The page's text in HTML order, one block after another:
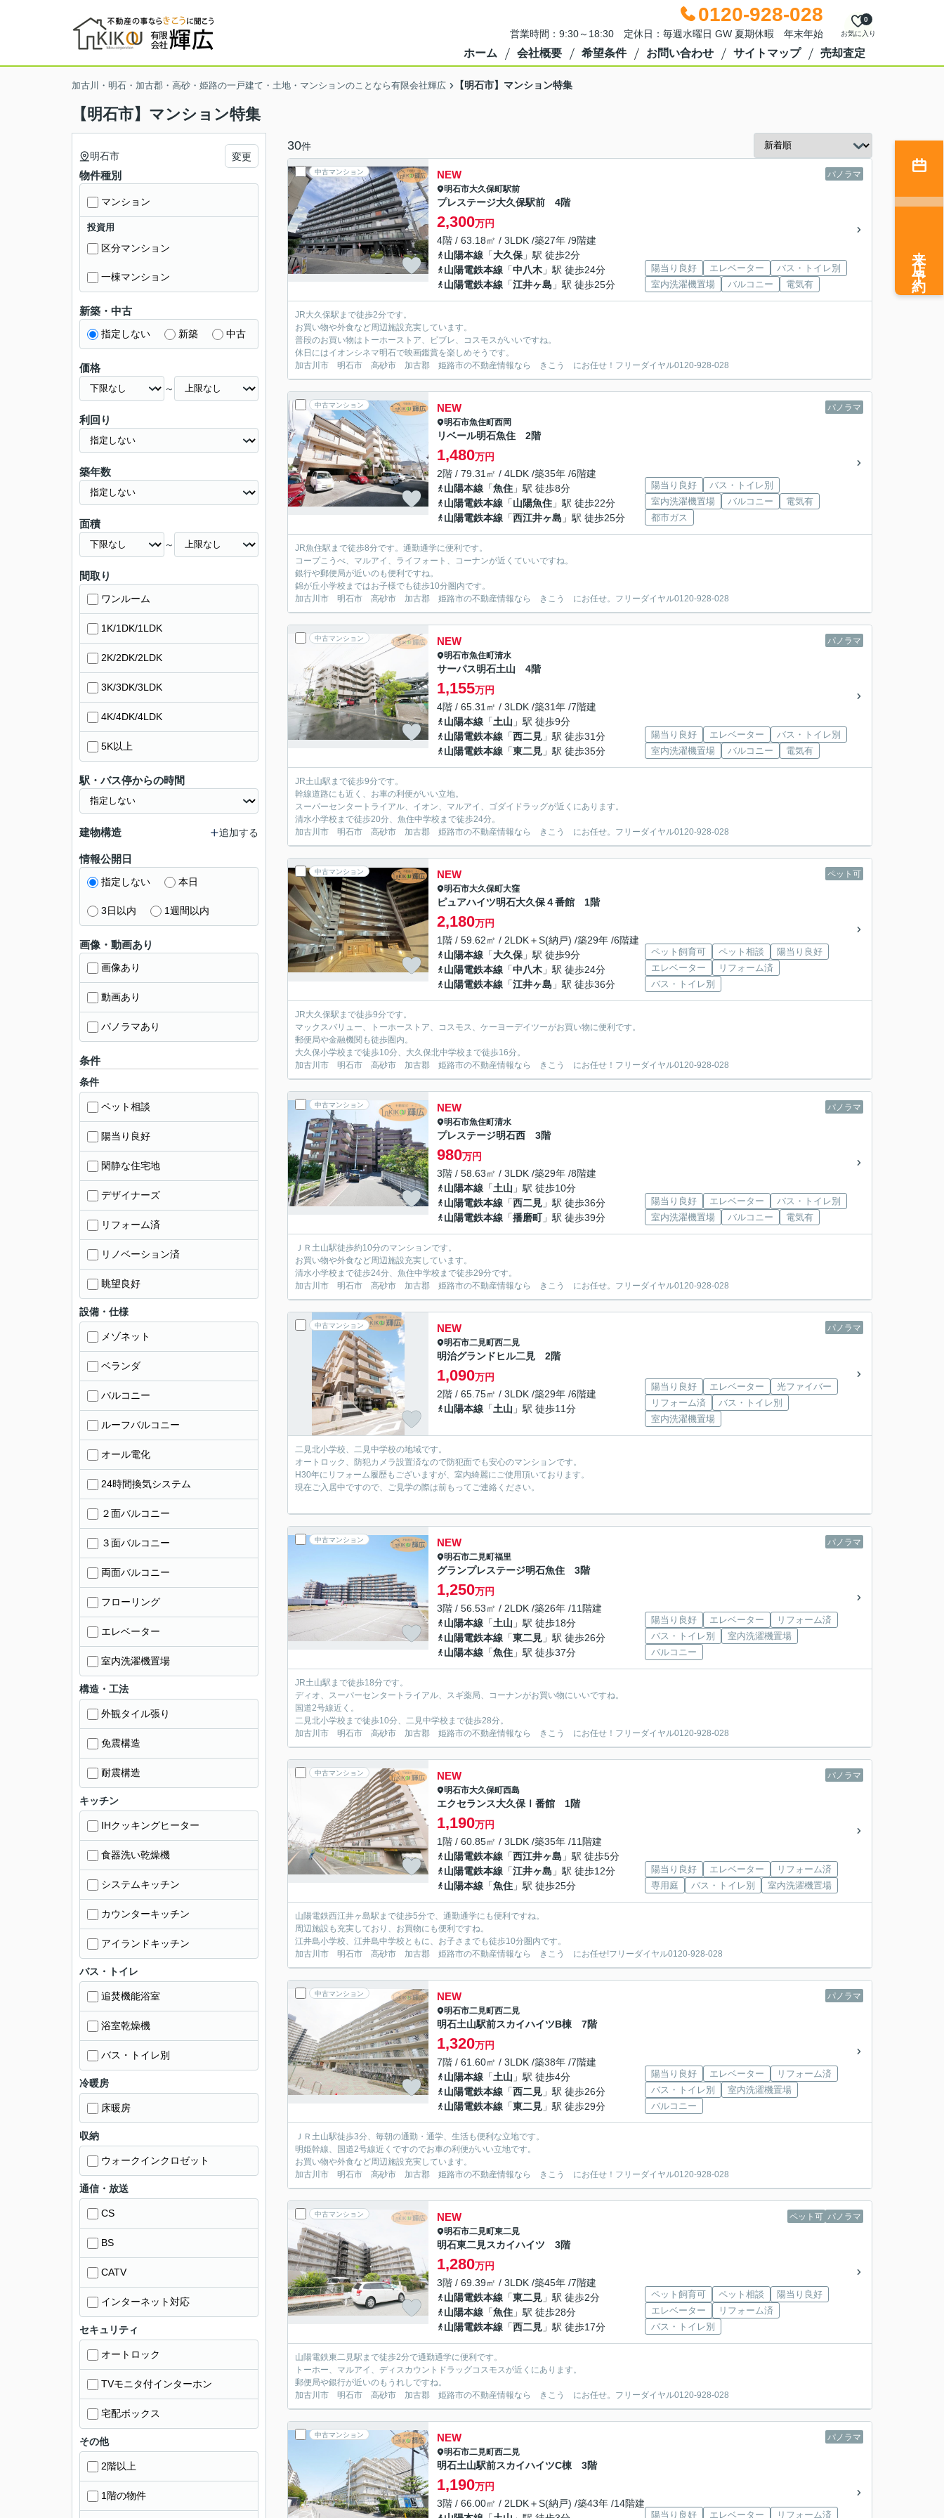
0120-928-028
営業時間：9:30～18:30 定休日：毎週水曜日 GW 夏期休暇 年末年始 お気に入り
0
ホーム 会社概要 希望条件 お問い合わせ サイトマップ 売却査定
加古川・明石・加古郡・高砂・姫路の一戸建て・土地・マンションのことなら有限会社輝広 【明石市】マンション特集
【明石市】マンション特集
30件
中古マンション パノラマ
NEW
明石市大久保町駅前
プレステージ大久保駅前 4階
2,300万円
4階 / 63.18㎡ / 3LDK /築27年 /9階建
山陽本線 「大久保 」駅 徒歩2分
山陽電鉄本線 「中八木 」駅 徒歩24分
山陽電鉄本線 「江井ヶ島 」駅 徒歩25分
陽当り良好 エレベーター
バス・トイレ別
室内洗濯機置場
バルコニー 電気有
JR大久保駅まで徒歩2分です。
お買い物や外食など周辺施設充実しています。
普段のお買い物はトーホーストア、ビブレ、コスモスがいいですね。
休日にはイオンシネマ明石で映画鑑賞を楽しめそうです。
加古川市 明石市 高砂市 加古郡 姫路市の不動産情報なら きこう にお任せ！フリーダイヤル0120-928-028
中古マンション パノラマ
NEW
明石市魚住町西岡
リベール明石魚住 2階
1,480万円
2階 / 79.31㎡ / 4LDK /築35年 /6階建
山陽本線 「魚住 」駅 徒歩8分
山陽電鉄本線 「山陽魚住 」駅 徒歩22分
山陽電鉄本線 「西江井ヶ島 」駅 徒歩25分
陽当り良好
バス・トイレ別
室内洗濯機置場
バルコニー
電気有
都市ガス
JR魚住駅まで徒歩8分です。通勤通学に便利です。
コープこうべ、マルアイ、ライフォート、コーナンが近くていいですね。
銀行や郵便局が近いのも便利ですね。
錦が丘小学校まではお子様でも徒歩10分圏内です。
加古川市 明石市 高砂市 加古郡 姫路市の不動産情報なら きこう にお任せ。フリーダイヤル0120-928-028
中古マンション パノラマ
NEW
明石市魚住町清水
サーパス明石土山 4階
1,155万円
4階 / 65.31㎡ / 3LDK /築31年 /7階建
山陽本線 「土山 」駅 徒歩9分
山陽電鉄本線 「西二見 」駅 徒歩31分
山陽電鉄本線 「東二見 」駅 徒歩35分
陽当り良好 エレベーター
バス・トイレ別
室内洗濯機置場
バルコニー 電気有
JR土山駅まで徒歩9分です。
幹線道路にも近く、お車の利便がいい立地。
スーパーセンタートライアル、イオン、マルアイ、ゴダイドラッグが近くにあります。
清水小学校まで徒歩20分、魚住中学校まで徒歩24分。
加古川市 明石市 高砂市 加古郡 姫路市の不動産情報なら きこう にお任せ。フリーダイヤル0120-928-028
中古マンション ペット可
NEW
明石市大久保町大窪
ピュアハイツ明石大久保４番館 1階
2,180万円
1階 / 59.62㎡ / 2LDK＋S(納戸) /築29年 /6階建
山陽本線 「大久保 」駅 徒歩9分
山陽電鉄本線 「中八木 」駅 徒歩24分
山陽電鉄本線 「江井ヶ島 」駅 徒歩36分
ペット飼育可 ペット相談
陽当り良好
エレベーター
リフォーム済
バス・トイレ別
JR大久保駅まで徒歩9分です。
マックスバリュー、トーホーストア、コスモス、ケーヨーデイツーがお買い物に便利です。
郵便局や金融機関も徒歩圏内。
大久保小学校まで徒歩10分、大久保北中学校まで徒歩16分。
加古川市 明石市 高砂市 加古郡 姫路市の不動産情報なら きこう にお任せ！フリーダイヤル0120-928-028
中古マンション パノラマ
NEW
明石市魚住町清水
プレステージ明石西 3階
980万円
3階 / 58.63㎡ / 3LDK /築29年 /8階建
山陽本線 「土山 」駅 徒歩10分
山陽電鉄本線 「西二見 」駅 徒歩36分
山陽電鉄本線 「播磨町」駅 徒歩39分
陽当り良好 エレベーター
バス・トイレ別
室内洗濯機置場
バルコニー 電気有
ＪＲ土山駅徒歩約10分のマンションです。
お買い物や外食など周辺施設充実しています。
清水小学校まで徒歩24分、魚住中学校まで徒歩29分です。
加古川市 明石市 高砂市 加古郡 姫路市の不動産情報なら きこう にお任せ。フリーダイヤル0120-928-028
中古マンション パノラマ
NEW
明石市二見町西二見
明治グランドヒル二見 2階
1,090万円
2階 / 65.75㎡ / 3LDK /築29年 /6階建
山陽本線 「土山 」駅 徒歩11分
陽当り良好 エレベーター
光ファイバー
リフォーム済
バス・トイレ別
室内洗濯機置場
二見北小学校、二見中学校の地域です。
オートロック、防犯カメラ設置済なので防犯面でも安心のマンションです。
H30年にリフォーム履歴もございますが、室内綺麗にご使用頂いております。
現在ご入居中ですので、ご見学の際は前もってご連絡ください。
中古マンション パノラマ
NEW
明石市二見町福里
グランプレステージ明石魚住 3階
1,250万円
3階 / 56.53㎡ / 2LDK /築26年 /11階建
山陽本線 「土山 」駅 徒歩18分
山陽電鉄本線 「東二見 」駅 徒歩26分
山陽本線 「魚住 」駅 徒歩37分
陽当り良好 エレベーター
リフォーム済
バス・トイレ別
室内洗濯機置場
バルコニー
JR土山駅まで徒歩18分です。
ディオ、スーパーセンタートライアル、スギ薬局、コーナンがお買い物にいいですね。
国道2号線近く。
二見北小学校まで徒歩10分、二見中学校まで徒歩28分。
加古川市 明石市 高砂市 加古郡 姫路市の不動産情報なら きこう にお任せ！フリーダイヤル0120-928-028
中古マンション パノラマ
NEW
明石市大久保町西島
エクセランス大久保Ⅰ番館 1階
1,190万円
1階 / 60.85㎡ / 3LDK /築35年 /11階建
山陽電鉄本線 「西江井ヶ島 」駅 徒歩5分
山陽電鉄本線 「江井ヶ島 」駅 徒歩12分
山陽本線 「魚住 」駅 徒歩25分
陽当り良好 エレベーター
リフォーム済
専用庭
バス・トイレ別 室内洗濯機置場
山陽電鉄西江井ヶ島駅まで徒歩5分で、通勤通学にも便利ですね。
周辺施設も充実しており、お買物にも便利ですね。
江井島小学校、江井島中学校ともに、お子さまでも徒歩10分圏内です。
加古川市 明石市 高砂市 加古郡 姫路市の不動産情報なら きこう にお任せ!フリーダイヤル0120-928-028
中古マンション パノラマ
NEW
明石市二見町西二見
明石土山駅前スカイハイツB棟 7階
1,320万円
7階 / 61.60㎡ / 3LDK /築38年 /7階建
山陽本線 「土山 」駅 徒歩4分
山陽電鉄本線 「西二見 」駅 徒歩26分
山陽電鉄本線 「東二見 」駅 徒歩29分
陽当り良好 エレベーター
リフォーム済
バス・トイレ別
室内洗濯機置場
バルコニー
ＪＲ土山駅徒歩3分、毎朝の通勤・通学、生活も便利な立地です。
明姫幹線、国道2号線近くですのでお車の利便がいい立地です。
お買い物や外食など周辺施設充実しています。
加古川市 明石市 高砂市 加古郡 姫路市の不動産情報なら きこう にお任せ！フリーダイヤル0120-928-028
中古マンション ペット可 パノラマ
NEW
明石市二見町東二見
明石東二見スカイハイツ 3階
1,280万円
3階 / 69.39㎡ / 3LDK /築45年 /7階建
山陽電鉄本線 「東二見 」駅 徒歩2分
山陽本線 「魚住 」駅 徒歩28分
山陽電鉄本線 「西二見 」駅 徒歩17分
ペット飼育可 ペット相談
陽当り良好
エレベーター
リフォーム済
バス・トイレ別
山陽電鉄東二見駅まで徒歩2分で通勤通学に便利です。
トーホー、マルアイ、ディスカウントドラッグコスモスが近くにあります。
郵便局や銀行が近いのもうれしですね。
加古川市 明石市 高砂市 加古郡 姫路市の不動産情報なら きこう にお任せ。フリーダイヤル0120-928-028
中古マンション パノラマ
NEW
明石市二見町西二見
明石土山駅前スカイハイツC棟 3階
1,190万円
3階 / 66.00㎡ / 2LDK＋S(納戸) /築43年 /14階建
陽当り良好 エレベーター リフォーム済
明石市 変更
物件種別
マンション
投資用
区分マンション
一棟マンション
新築・中古
指定しない 新築 中古
価格
～
利回り
築年数
面積
～
間取り
ワンルーム
1K/1DK/1LDK
2K/2DK/2LDK
3K/3DK/3LDK
4K/4DK/4LDK
5K以上
駅・バス停からの時間
建物構造 追加する
情報公開日
指定しない 本日
3日以内 1週間以内
画像・動画あり
画像あり
動画あり
パノラマあり
条件
条件
ペット相談
陽当り良好
閑静な住宅地
デザイナーズ
リフォーム済
リノベーション済
眺望良好
設備・仕様
メゾネット
ベランダ
バルコニー
ルーフバルコニー
オール電化
24時間換気システム
２面バルコニー
３面バルコニー
両面バルコニー
フローリング
エレベーター
室内洗濯機置場
構造・工法
外観タイル張り
免震構造
耐震構造
キッチン
IHクッキングヒーター
食器洗い乾燥機
システムキッチン
カウンターキッチン
アイランドキッチン
バス・トイレ
追焚機能浴室
浴室乾燥機
バス・トイレ別
冷暖房
床暖房
収納
ウォークインクロゼット
通信・放送
CS
BS
CATV
インターネット対応
セキュリティ
オートロック
TVモニタ付インターホン
宅配ボックス
その他
2階以上
1階の物件
来店予約